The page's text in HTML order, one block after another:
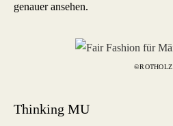
genauer ansehen.
©ROTHOLZ
Thinking MU